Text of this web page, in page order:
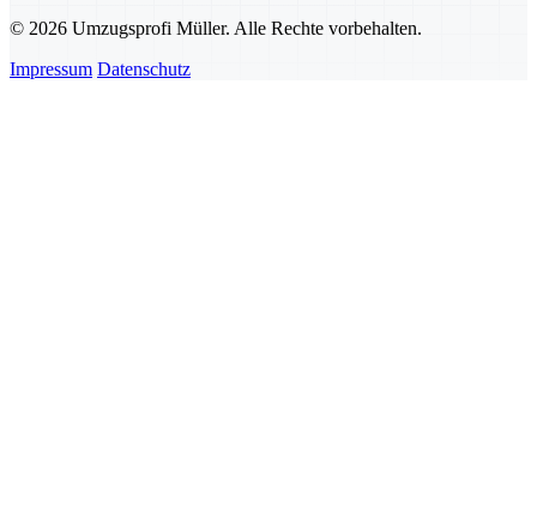
© 2026 Umzugsprofi Müller. Alle Rechte vorbehalten.
Impressum Datenschutz